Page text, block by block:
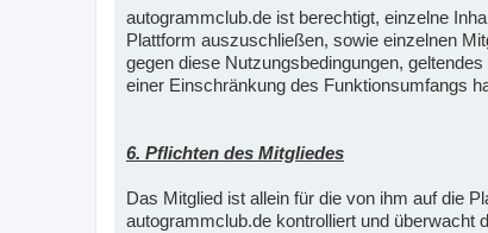
autogrammclub.de ist berechtigt, einzelne
Plattform auszuschließen, sowie einzelnen
gegen diese Nutzungsbedingungen,
einer Einschränkung des Funktionsumfangs
6. Pflichten des Mitgliedes
Das Mitglied ist allein für die von ihm auf die
autogrammclub.de kontrolliert und überwacht